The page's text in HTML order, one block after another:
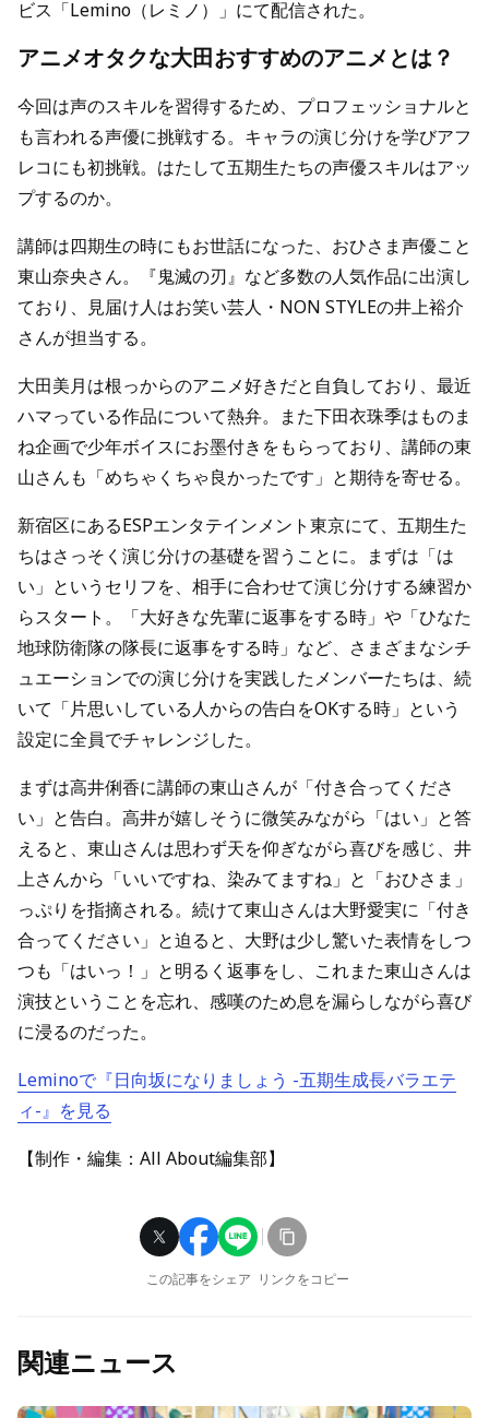
ビス「Lemino（レミノ）」にて配信された。
アニメオタクな大田おすすめのアニメとは？
今回は声のスキルを習得するため、プロフェッショナルと
も言われる声優に挑戦する。キャラの演じ分けを学びアフ
レコにも初挑戦。はたして五期生たちの声優スキルはアッ
プするのか。
講師は四期生の時にもお世話になった、おひさま声優こと
東山奈央さん。『鬼滅の刃』など多数の人気作品に出演し
ており、見届け人はお笑い芸人・NON STYLEの井上裕介
さんが担当する。
大田美月は根っからのアニメ好きだと自負しており、最近
ハマっている作品について熱弁。また下田衣珠季はものま
ね企画で少年ボイスにお墨付きをもらっており、講師の東
山さんも「めちゃくちゃ良かったです」と期待を寄せる。
新宿区にあるESPエンタテインメント東京にて、五期生た
ちはさっそく演じ分けの基礎を習うことに。まずは「は
い」というセリフを、相手に合わせて演じ分けする練習か
らスタート。「大好きな先輩に返事をする時」や「ひなた
地球防衛隊の隊長に返事をする時」など、さまざまなシチ
ュエーションでの演じ分けを実践したメンバーたちは、続
いて「片思いしている人からの告白をOKする時」という
設定に全員でチャレンジした。
まずは高井俐香に講師の東山さんが「付き合ってくださ
い」と告白。高井が嬉しそうに微笑みながら「はい」と答
えると、東山さんは思わず天を仰ぎながら喜びを感じ、井
上さんから「いいですね、染みてますね」と「おひさま」
っぷりを指摘される。続けて東山さんは大野愛実に「付き
合ってください」と迫ると、大野は少し驚いた表情をしつ
つも「はいっ！」と明るく返事をし、これまた東山さんは
演技ということを忘れ、感嘆のため息を漏らしながら喜び
に浸るのだった。
Leminoで『日向坂になりましょう -五期生成長バラエテ
ィ-』を見る
【制作・編集：All About編集部】
この記事をシェア リンクをコピー
関連ニュース